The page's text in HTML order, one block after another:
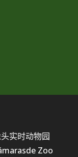
实时动物园
Zoo